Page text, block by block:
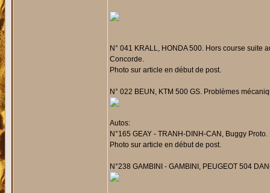
N° 041 KRALL, HONDA 500. Hors course suite
Concorde.
Photo sur article en début de post.
N° 022 BEUN, KTM 500 GS. Problèmes
Autos:
N°165 GEAY - TRANH-DINH-CAN, Buggy
Photo sur article en début de post.
N°238 GAMBINI - GAMBINI, PEUGEOT 504